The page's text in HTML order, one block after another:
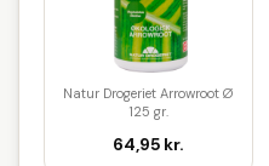
Natur Drogeriet Arrowroot Ø
125 gr.
64,95 kr.